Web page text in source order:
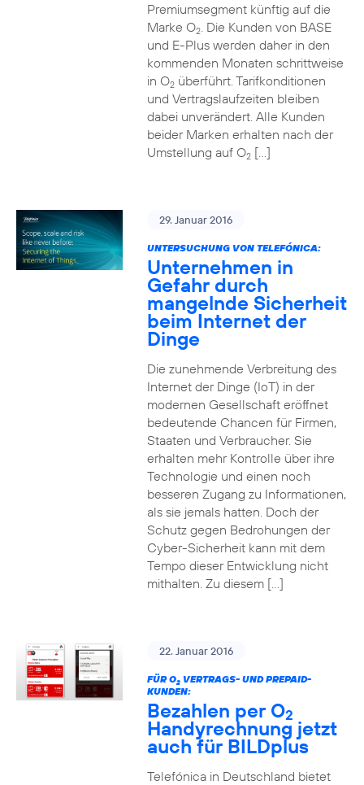
Premiumsegment künftig auf die
Marke O2. Die Kunden von BASE
und E-Plus werden daher in den
kommenden Monaten schrittweise
in O2überführt. Tarifkonditionen
und Vertragslaufzeiten bleiben
dabei unverändert. Alle Kunden
beider Marken erhalten nach der
Umstellung auf O2[…]
29. Januar 2016
UNTERSUCHUNG VON TELEFÓNICA:
Unternehmen in
Gefahr durch
mangelnde Sicherheit
beim Internet der
Dinge
Die zunehmende Verbreitung des
Internet der Dinge (IoT) in der
modernen Gesellschaft eröffnet
bedeutende Chancen für Firmen,
Staaten und Verbraucher. Sie
erhalten mehr Kontrolle über ihre
Technologie und einen noch
besseren Zugang zu Informationen,
als sie jemals hatten. Doch der
Schutz gegen Bedrohungen der
Cyber-Sicherheit kann mit dem
Tempo dieser Entwicklung nicht
mithalten. Zu diesem […]
22. Januar 2016
FÜR O2VERTRAGS- UND PREPAID-
KUNDEN:
Bezahlen per O2
Handyrechnung jetzt
auch für BILDplus
Telefónica in Deutschland bietet